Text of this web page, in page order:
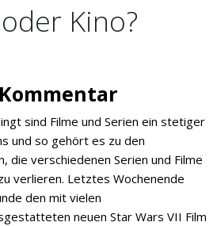
Kino?
sind Filme und Serien ein stetiger
und so gehört es zu den
die verschiedenen Serien und Filme
verlieren. Letztes Wochenende
den mit vielen
neuen Star Wars VII Film